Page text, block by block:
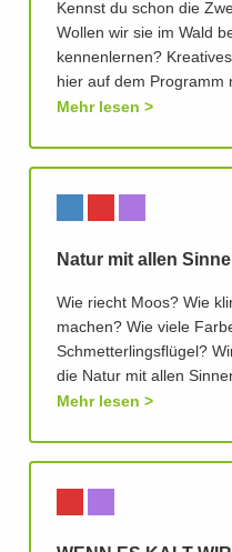
Kennst du schon die
Wollen wir sie im Wald
kennenlernen?
hier auf dem Programm
Mehr lesen
Natur mit allen
Wie riecht Moos? Wie
machen? Wie viele
Schmetterlingsflügel?
die Natur mit allen
Mehr lesen